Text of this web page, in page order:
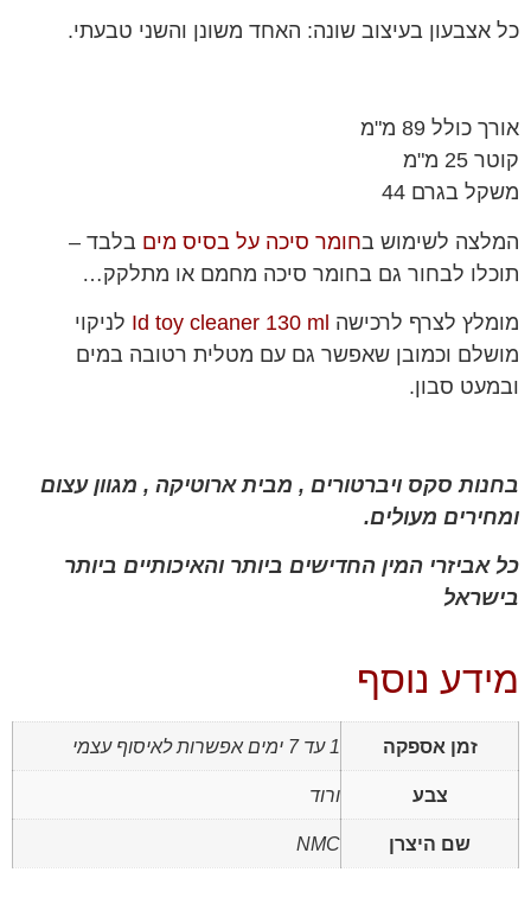
כל אצבעון בעיצוב שונה: האחד משונן והשני טבעתי.
אורך כולל 89 מ"מ
קוטר 25 מ"מ
משקל בגרם 44
המלצה לשימוש בחומר סיכה על בסיס מים בלבד –
תוכלו לבחור גם בחומר סיכה מחמם או מתלקק…
מומלץ לצרף לרכישה Id toy cleaner 130 ml לניקוי
מושלם וכמובן שאפשר גם עם מטלית רטובה במים
ובמעט סבון.
בחנות סקס ויברטורים , מבית ארוטיקה , מגוון עצום
ומחירים מעולים.
כל אביזרי המין החדישים ביותר והאיכותיים ביותר
בישראל
מידע נוסף
זמן אספקה 1 עד 7 ימים אפשרות לאיסוף עצמי
צבע ורוד
שם היצרן NMC